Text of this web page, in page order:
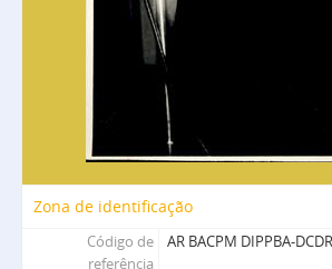
cpc - Comités PC
col - Colateral
op - Operativos
DE - Mesa DE
Zona de identificação
Código de
referência
AR BACPM DIPPBA-